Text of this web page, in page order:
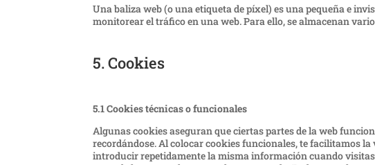
Una baliza web (o una etiqueta de píxel) es una pequeña e
monitorear el tráfico en una web. Para ello, se almacenan
5. Cookies
5.1 Cookies técnicas o funcionales
Algunas cookies aseguran que ciertas partes de la web
recordándose. Al colocar cookies funcionales, te facilitamos
introducir repetidamente la misma información cuando